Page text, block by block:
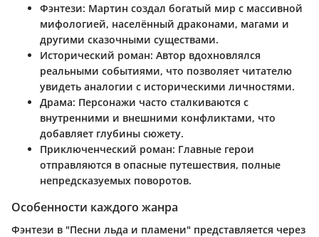
Фэнтези: Мартин создал богатый мир с массивной
мифологией, населённый драконами, магами и
другими сказочными существами.
Исторический роман: Автор вдохновлялся
реальными событиями, что позволяет читателю
увидеть аналогии с историческими личностями.
Драма: Персонажи часто сталкиваются с
внутренними и внешними конфликтами, что
добавляет глубины сюжету.
Приключенческий роман: Главные герои
отправляются в опасные путешествия, полные
непредсказуемых поворотов.
Особенности каждого жанра
Фэнтези в "Песни льда и пламени" представляется через